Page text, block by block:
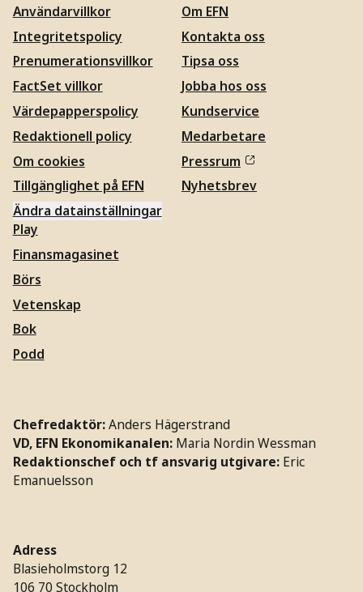
Användarvillkor
Integritetspolicy
Prenumerationsvillkor
FactSet villkor
Värdepapperspolicy
Redaktionell policy
Om cookies
Tillgänglighet på EFN
Ändra datainställningar
Om EFN
Kontakta oss
Tipsa oss
Jobba hos oss
Kundservice
Medarbetare
Pressrum
Nyhetsbrev
Play
Finansmagasinet
Börs
Vetenskap
Bok
Podd
Chefredaktör:Anders Hägerstrand
VD, EFN Ekonomikanalen: Maria Nordin Wessman
Redaktionschef och tf ansvarig utgivare: Eric
Emanuelsson
Adress
Blasieholmstorg 12
106 70 Stockholm